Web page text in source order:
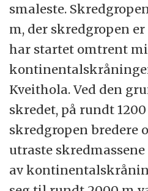
smaleste.
m, der skredgropen
har startet omtrent
Kveithola. Ved den
skredet, på rundt
skredgropen bredere
utraste
av